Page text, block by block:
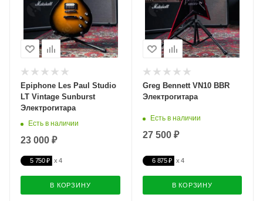
Epiphone Les Paul Studio
LT Vintage Sunburst
Электрогитара
Есть в наличии
23 000 ₽
5 750 ₽
В КОРЗИНУ
Greg Bennett VN10 BBR
Электрогитара
Есть в наличии
27 500 ₽
6 875 ₽
В КОРЗИНУ